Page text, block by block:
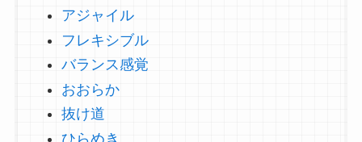
アジャイル
フレキシブル
バランス感覚
おおらか
抜け道
ひらめき